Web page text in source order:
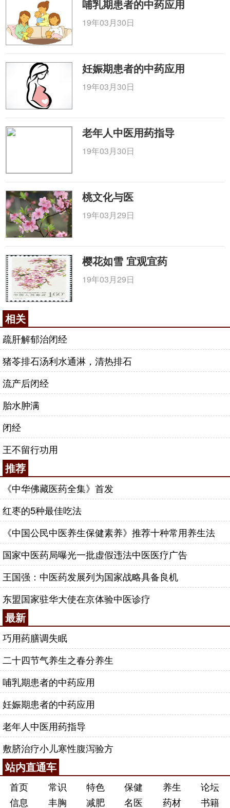
哺乳期患者的中药应用
19年03月30日
妊娠期患者的中药应用
19年03月30日
老年人中医用药指导
19年03月30日
桃文化与医
19年03月29日
樱花如雪 宜观宜药
19年03月29日
相关
疏肝解郁治闭经
猪苓排石汤利水通淋，清热排石
流产后闭经
胎水肿满
闭经
王不留行功用
推荐
《中华佛藏医药全集》首发
红枣的5种最佳吃法
《中国公民中医养生保健素养》推荐十种常用养生法
国家中医药局曝光一批虚假违法中医医疗广告
王国强：中医药发展列为国家战略具备良机
东盟国家驻华大使在京体验中医诊疗
最新
巧用药膳调失眠
二十四节气养生之春分养生
哺乳期患者的中药应用
妊娠期患者的中药应用
老年人中医用药指导
敷脐治疗小儿寒性腹泻验方
站内直通车
首页 常识 特色 保健 养生
论坛
信息
丰胸 减肥 名医 药材 书籍